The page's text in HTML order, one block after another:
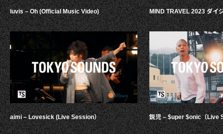
luvis – Oh (Official Music Video)
aimi – Lovesick (Live Session）
MIND TRAVEL 2023 ダイ
鋭児 – $uper $onic（Live